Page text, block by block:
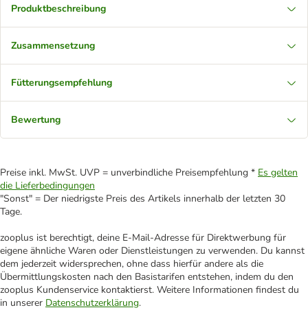
Produktbeschreibung
Zusammensetzung
Fütterungsempfehlung
Bewertung
Preise inkl. MwSt. UVP = unverbindliche Preisempfehlung * Es gelten
die Lieferbedingungen
"Sonst" = Der niedrigste Preis des Artikels innerhalb der letzten 30
Tage.
zooplus ist berechtigt, deine E-Mail-Adresse für Direktwerbung für
eigene ähnliche Waren oder Dienstleistungen zu verwenden. Du kannst
dem jederzeit widersprechen, ohne dass hierfür andere als die
Übermittlungskosten nach den Basistarifen entstehen, indem du den
zooplus Kundenservice kontaktierst. Weitere Informationen findest du
in unserer Datenschutzerklärung.